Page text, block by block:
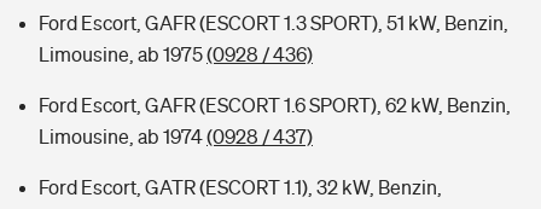
Ford Escort, GAFR (ESCORT 1.3 SPORT), 51 kW, Benzin,
Limousine, ab 1975(0928 / 436)
Ford Escort, GAFR (ESCORT 1.6 SPORT), 62 kW, Benzin,
Limousine, ab 1974(0928 / 437)
Ford Escort, GATR (ESCORT 1.1), 32 kW, Benzin,